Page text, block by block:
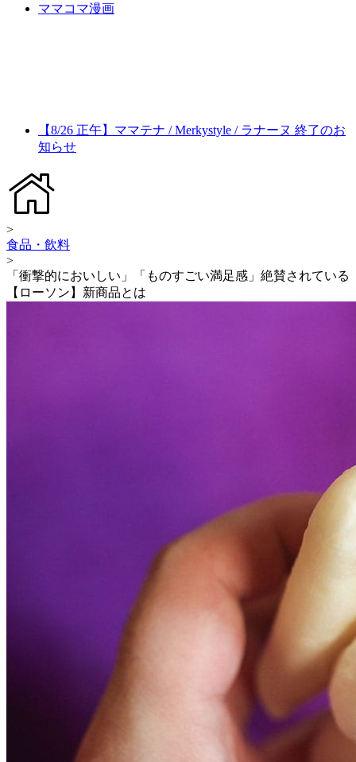
ママコマ漫画
【8/26 正午】ママテナ / Merkystyle / ラナーヌ 終了のお
知らせ
>
食品・飲料
>
「衝撃的においしい」「ものすごい満足感」絶賛されている
【ローソン】新商品とは